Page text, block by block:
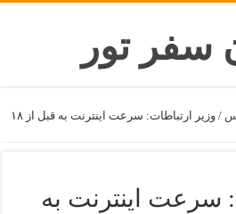
/
وزیر ارتباطات: سرعت اینترنت به قبل از ۱۸
سرعت اینترنت به